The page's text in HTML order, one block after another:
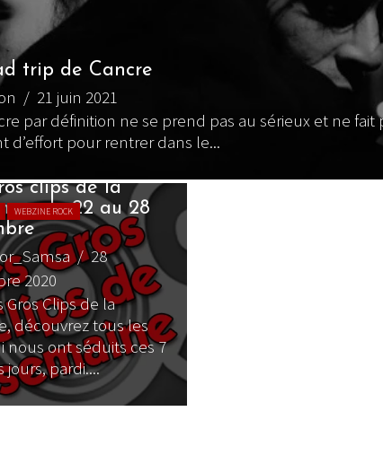
trip de Cancre
/ 21 juin 2021
par définition ne se prend pas au sérieux et ne fait
d’effort pour rentrer dans le...
WEBZINE ROCK
clips de la
– du 22 au 28
/ 28
2020
Gros Clips de la
découvrez tous les
nous ont séduits ces 7
jours, pardi....